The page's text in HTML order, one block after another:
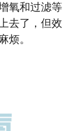
氧和过滤等
去了，但效
烦。